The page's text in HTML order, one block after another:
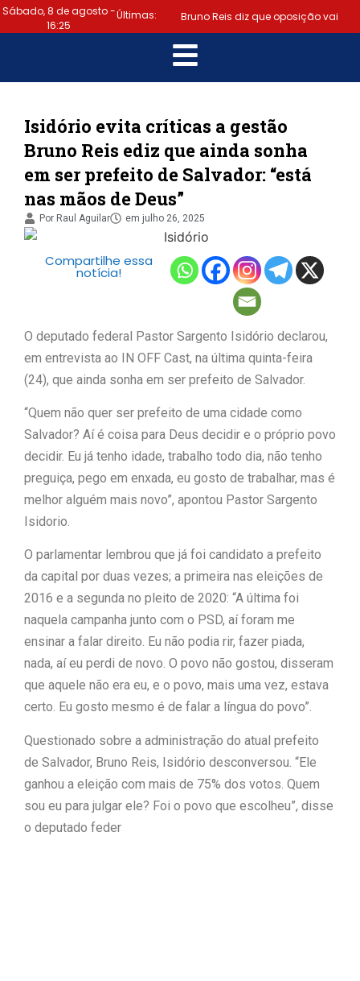
Sábado, 8 de agosto -
16:25
Últimas: Bruno Reis diz que oposição vai
escolher melhor estratégia para vencer
eleição nacional | Último dia:
prazo para regularizar situação
eleitoral e emitir título termina hoje
(6) | Samuel Júnior luta em prol
dos profissionais de contabilidade
Prefeitura de Lauro de Freitas
disponibiliza serviço gratuito de alertas
“Tomamos a decisão de caminhar
com Flávio Bolsonaro”, diz Junior
|
discorda de Zema sobre fim do Bolsa
Isidório evita críticas a gestão
Bruno Reis ediz que ainda sonha
em ser prefeito de Salvador: “está
nas mãos de Deus”
Por Raul Aguilar em julho 26, 2025
Compartilhe essa
notícia!
O deputado federal Pastor Sargento Isidório declarou,
em entrevista ao IN OFF Cast, na última quinta-feira
(24), que ainda sonha em ser prefeito de Salvador.
“Quem não quer ser prefeito de uma cidade como
Salvador? Aí é coisa para Deus decidir e o próprio povo
decidir. Eu já tenho idade, trabalho todo dia, não tenho
preguiça, pego em enxada, eu gosto de trabalhar, mas é
melhor alguém mais novo”, apontou Pastor Sargento
Isidorio.
O parlamentar lembrou que já foi candidato a prefeito
da capital por duas vezes; a primeira nas eleições de
2016 e a segunda no pleito de 2020: “A última foi
naquela campanha junto com o PSD, aí foram me
ensinar a falar direito. Eu não podia rir, fazer piada,
nada, aí eu perdi de novo. O povo não gostou, disseram
que aquele não era eu, e o povo, mais uma vez, estava
certo. Eu gosto mesmo é de falar a língua do povo”.
Questionado sobre a administração do atual prefeito
de Salvador, Bruno Reis, Isidório desconversou. “Ele
ganhou a eleição com mais de 75% dos votos. Quem
sou eu para julgar ele? Foi o povo que escolheu”, disse
o deputado feder